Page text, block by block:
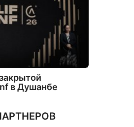
в Душанбе